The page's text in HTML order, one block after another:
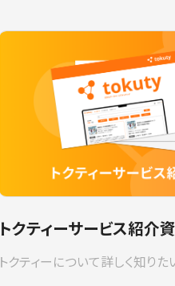
トクティーサービス紹介
トクティーについて詳しく知り